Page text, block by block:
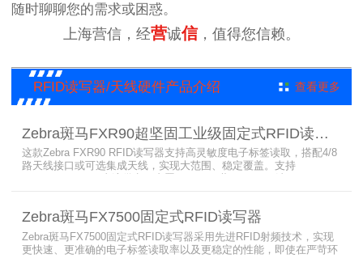
随时聊聊您的需求或困惑。
上海营信，经营诚信，值得您信赖。
RFID读写器/天线硬件产品介绍 查看更多
Zebra斑马FXR90超坚固工业级固定式RFID读写器
这款Zebra FXR90 RFID读写器支持高灵敏度电子标签读取，搭配4/8
路天线接口或可选集成天线，实现大范围、稳定覆盖。支持
识别能力。
Zebra斑马FX7500固定式RFID读写器
Zebra斑马FX7500固定式RFID读写器采用先进RFID射频技术，实现
更快速、更准确的电子标签读取率以及更稳定的性能，即使在严苛环